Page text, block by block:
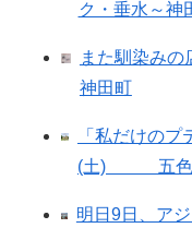
ク・垂水～神
また馴染み
神田町
「私だけの
(土) 五色
明日9日、ア